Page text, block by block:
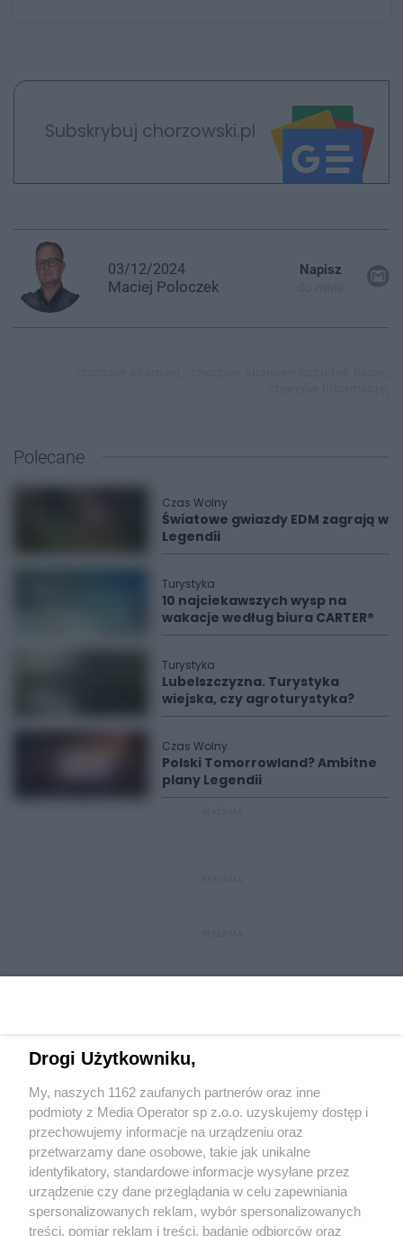
Subskrybuj chorzowski.pl
03/12/2024
Maciej Poloczek
Napisz
Polecane
Czas Wolny
Światowe gwiazdy EDM zagrają w
Legendii
Turystyka
10 najciekawszych wysp na
wakacje według biura CARTER®
Turystyka
Lubelszczyzna. Turystyka
wiejska, czy agroturystyka?
Czas Wolny
Polski Tomorrowland? Ambitne
plany Legendii
Wydawca mediówlokalnych
Nie zapomnij
Drogi Użytkowniku,
My, naszych 1162 zaufanych partnerów oraz inne
podmioty z Media Operator sp z.o.o. uzyskujemy dostęp i
przechowujemy informacje na urządzeniu oraz
przetwarzamy dane osobowe, takie jak unikalne
identyfikatory, standardowe informacje wysyłane przez
urządzenie czy dane przeglądania w celu zapewniania
spersonalizowanych reklam, wybór spersonalizowanych
treści, pomiar reklam i treści, badanie odbiorców oraz